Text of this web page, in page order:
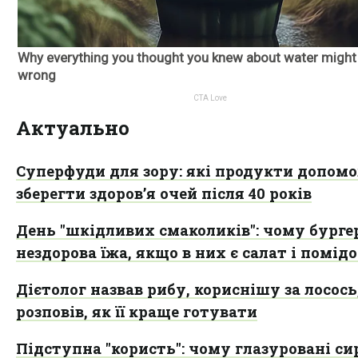
Актуально
Суперфуди для зору: які продукти
зберегти здоров’я очей після 40 років
День "шкідливих смаколиків": чому
нездорова їжа, якщо в них є салат і
Дієтолог назвав рибу, кориснішу за
розповів, як її краще готувати
Підступна "користь": чому глазуровані